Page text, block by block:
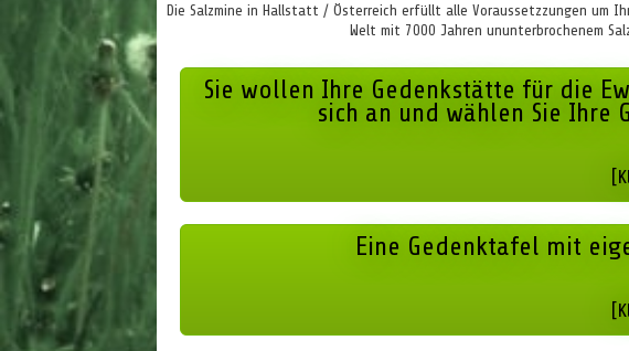
Die Salzmine in Hallstatt / Österreich erfüllt alle Voraussetzzungen um
Welt mit 7000 Jahren ununterbrochenem
Sie wollen Ihre Gedenkstätte für die
sich an und wählen Sie Ihre
Eine Gedenktafel mit